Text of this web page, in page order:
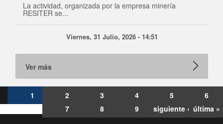
La actividad, organizada por la empresa minería
RESITER se...
Viernes, 31 Julio, 2026 - 14:51
Ver más
1 2 3 4 5
6
7
8 9 siguiente › última »